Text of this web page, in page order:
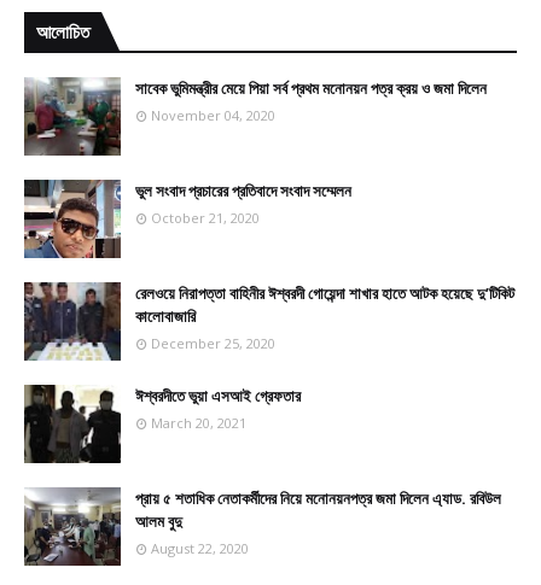
আলোচিত
সাবেক ভুমিমন্ত্রীর মেয়ে পিয়া সর্ব প্রথম মনোনয়ন পত্র ক্রয় ও জমা দিলেন
November 04, 2020
ভুল সংবাদ প্রচারের প্রতিবাদে সংবাদ সম্মেলন
October 21, 2020
রেলওয়ে নিরাপত্তা বাহিনীর ঈশ্বরদী গোয়েন্দা শাখার হাতে আটক হয়েছে দু’টিকিট
কালোবাজারি
December 25, 2020
ঈশ্বরদীতে ভুয়া এসআই গ্রেফতার
March 20, 2021
প্রায় ৫ শতাধিক নেতাকর্মীদের নিয়ে মনোনয়নপত্র জমা দিলেন এ্যাড. রবিউল
আলম বুদু
August 22, 2020